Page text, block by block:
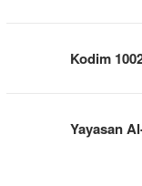
Kodim
Yayasan